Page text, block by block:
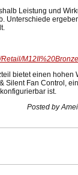
Leistung und
Unterschiede
bietet einen hohen
Silent Fan Control,
ist.
Posted by